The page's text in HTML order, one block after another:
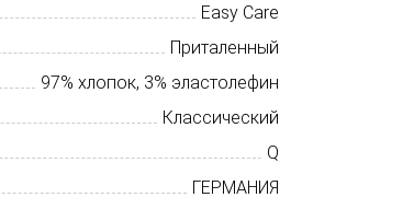
Easy Care
Приталенный
97% хлопок, 3% эластолефин
Классический
Q
ГЕРМАНИЯ